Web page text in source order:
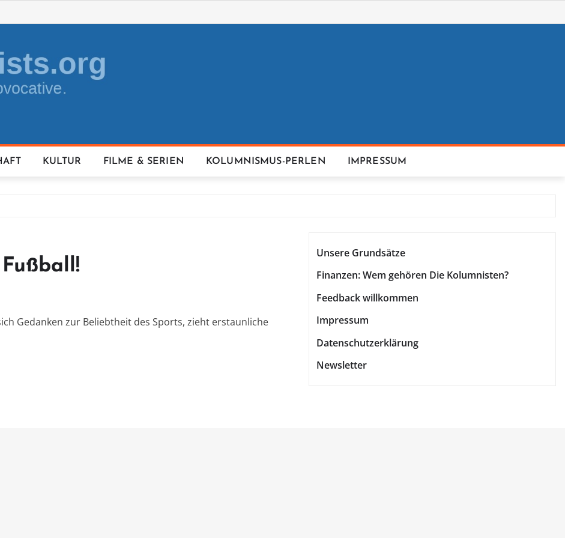
KULTUR FILME & SERIEN KOLUMNISMUS-PERLEN IMPRESSUM
Gedanken zur Beliebtheit des Sports, zieht erstaunliche
Unsere Grundsätze
Finanzen: Wem gehören Die Kolumnisten?
Feedback willkommen
Impressum
Datenschutzerklärung
Newsletter